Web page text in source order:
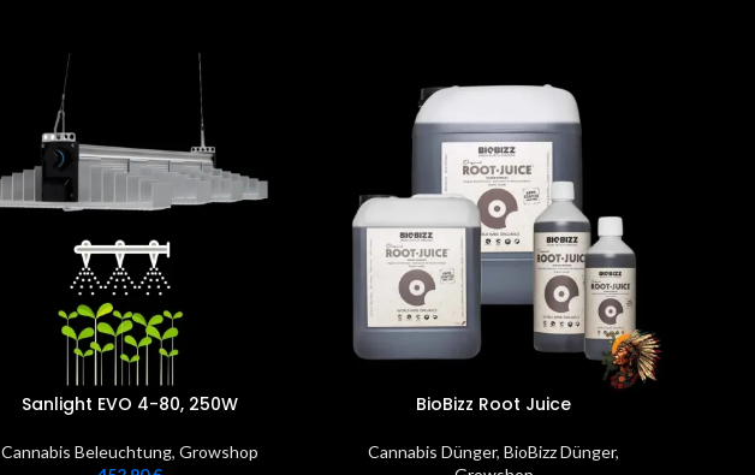
Sanlight EVO 4-80, 250W
Cannabis Beleuchtung, Growshop
BioBizz Root Juice
Cannabis Dünger, BioBizz Dünger,